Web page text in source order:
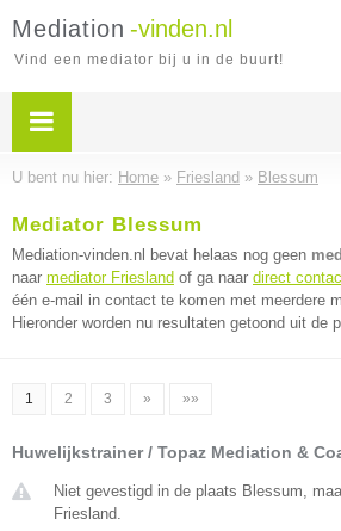
Mediation -vinden.nl
Vind een mediator bij u in de buurt!
U bent nu hier: Home » Friesland » Blessum
Mediator Blessum
Mediation-vinden.nl bevat helaas nog geen
naar mediator Friesland of ga naar direct
één e-mail in contact te komen met meerdere
Hieronder worden nu resultaten getoond uit de
1 2 3 » »»
Huwelijkstrainer / Topaz Mediation &
Niet gevestigd in de plaats Blessum,
Friesland.